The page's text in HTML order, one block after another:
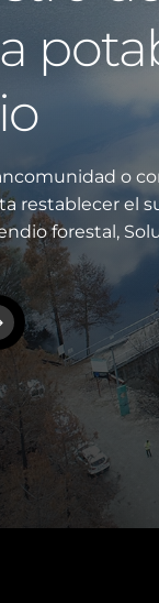
o
restablecer el
forestal,